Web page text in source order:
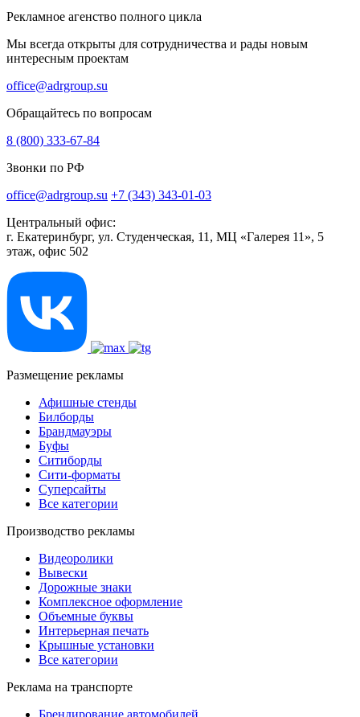
Рекламное агенство полного цикла
Мы всегда открыты для сотрудничества и рады новым
интересным проектам
office@adrgroup.su
Обращайтесь по вопросам
8 (800) 333-67-84
Звонки по РФ
office@adrgroup.su +7 (343) 343-01-03
Центральный офис:
г. Екатеринбург, ул. Студенческая, 11, МЦ «Галерея 11», 5
этаж, офис 502
Размещение рекламы
Афишные стенды
Билборды
Брандмауэры
Буфы
Ситиборды
Сити-форматы
Суперсайты
Все категории
Производство рекламы
Видеоролики
Вывески
Дорожные знаки
Комплексное оформление
Объемные буквы
Интерьерная печать
Крышные установки
Все категории
Реклама на транспорте
Брендирование автомобилей